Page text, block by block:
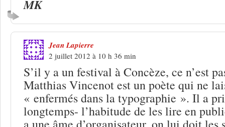
MK
Jean Lapierre
2 juillet 2012 à 10 h 36 min
S’il y a un festival à Concèze, ce n’est
Matthias Vincenot est un poète qui ne
« enfermés dans la typographie ». Il a
longtemps- l’habitude de les lire en